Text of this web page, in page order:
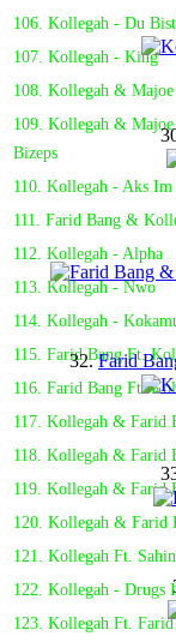
106. Kollegah - Du Bist
107. Kollegah - King
108. Kollegah &
109. Kollegah &
Bizeps
110. Kollegah - Aks Im
111. Farid Bang &
112. Kollegah - Alpha
113. Kollegah - Nwo
114. Kollegah -
115. Farid Bang Ft.
116. Farid Bang Ft.
117. Kollegah & Farid
118. Kollegah & Farid
119. Kollegah & Farid
120. Kollegah & Farid
121. Kollegah Ft.
122. Kollegah - Drugs
123. Kollegah Ft.
32.Farid